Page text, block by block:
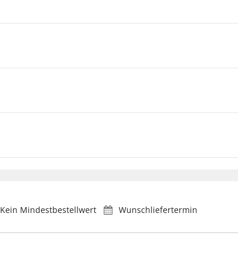
Kein Mindestbestellwert Wunschliefertermin